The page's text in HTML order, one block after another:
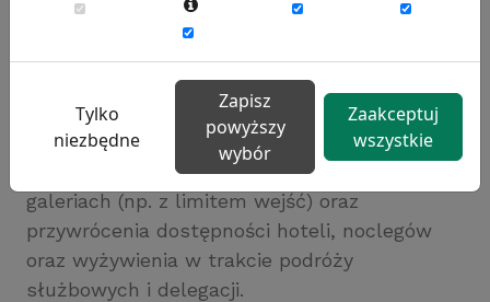
Szczególnie małe i średnie firmy liczą na
otwarcie kawiarni, cukierni czy małych
punktów usługowych.
Przedsiębiorcy oczekują ponadto jak
najszybszego uruchomienia sprzedaży w
galeriach (np. z limitem wejść) oraz
przywrócenia dostępności hoteli, noclegów
oraz wyżywienia w trakcie podróży
służbowych i delegacji.
Tylko
niezbędne
Zapisz
powyższy
wybór
Zaakceptuj
wszystkie